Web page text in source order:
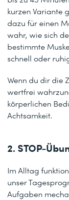
kurzen Variante
dazu für einen
wahr, wie sich
bestimmte
schnell oder
Wenn du dir die
wertfrei
körperlichen
Achtsamkeit.
2. STOP-
Im Alltag
unser
Aufgaben